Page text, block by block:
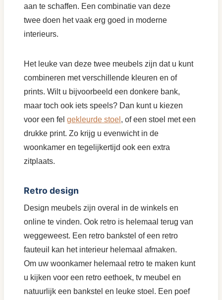
aan te schaffen. Een combinatie van deze
twee doen het vaak erg goed in moderne
interieurs.
Het leuke van deze twee meubels zijn dat u kunt
combineren met verschillende kleuren en of
prints. Wilt u bijvoorbeeld een donkere bank,
maar toch ook iets speels? Dan kunt u kiezen
voor een fel gekleurde stoel , of een stoel met een
drukke print. Zo krijg u evenwicht in de
woonkamer en tegelijkertijd ook een extra
zitplaats.
Retro design
Design meubels zijn overal in de winkels en
online te vinden. Ook retro is helemaal terug van
weggeweest. Een retro bankstel of een retro
fauteuil kan het interieur helemaal afmaken.
Om uw woonkamer helemaal retro te maken kunt
u kijken voor een retro eethoek, tv meubel en
natuurlijk een bankstel en leuke stoel. Een poef